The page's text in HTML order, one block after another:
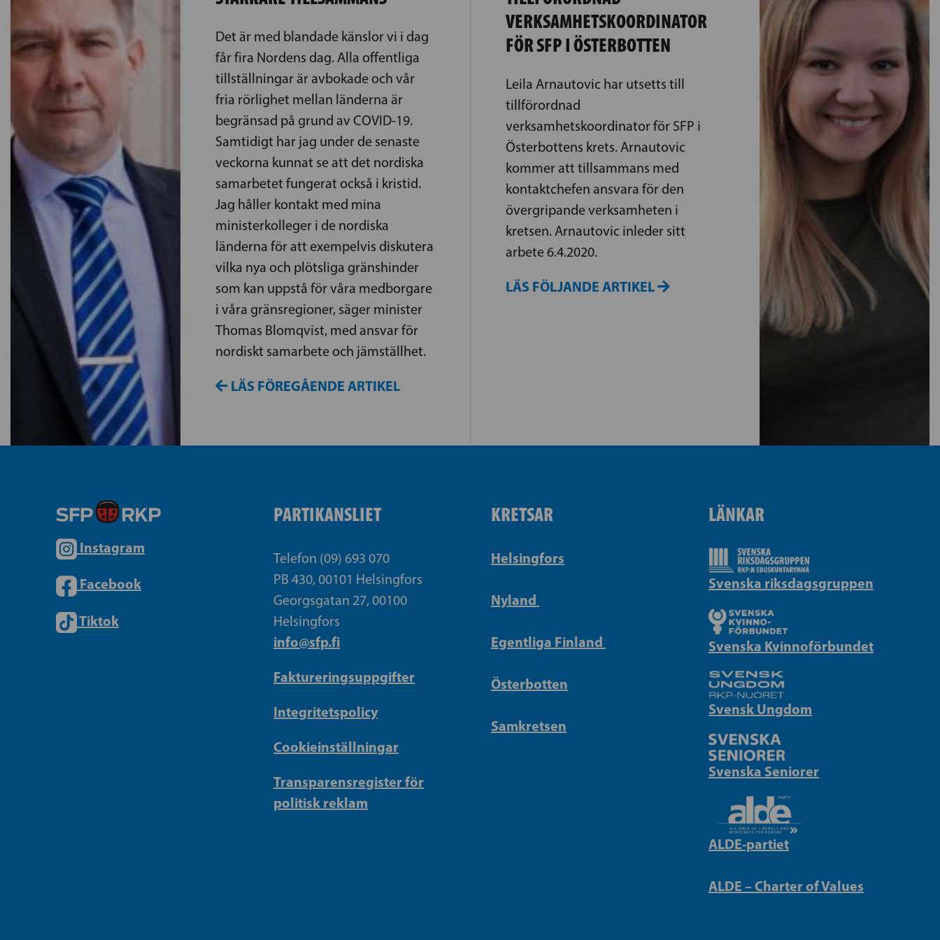
Det är med blandade känslor vi i dag
får fira Nordens dag. Alla offentliga
tillställningar är avbokade och vår
fria rörlighet mellan länderna är
begränsad på grund av COVID-19.
Samtidigt har jag under de senaste
veckorna kunnat se att det nordiska
samarbetet fungerat också i kristid.
Jag håller kontakt med mina
ministerkolleger i de nordiska
länderna för att exempelvis diskutera
vilka nya och plötsliga gränshinder
som kan uppstå för våra medborgare
i våra gränsregioner, säger minister
Thomas Blomqvist, med ansvar för
nordiskt samarbete och jämställhet.
LÄS FÖREGÅENDE ARTIKEL
VERKSAMHETSKOORDINATOR
FÖR SFP I ÖSTERBOTTEN
Leila Arnautovic har utsetts till
tillförordnad
verksamhetskoordinator för SFP i
Österbottens krets. Arnautovic
kommer att tillsammans med
kontaktchefen ansvara för den
övergripande verksamheten i
kretsen. Arnautovic inleder sitt
arbete 6.4.2020.
LÄS FÖLJANDE ARTIKEL
Instagram
Facebook
Tiktok
PARTIKANSLIET
Telefon (09) 693 070
PB 430, 00101 Helsingfors
Georgsgatan 27, 00100
Helsingfors
info@sfp.fi
Faktureringsuppgifter
Integritetspolicy
Cookieinställningar
Transparensregister för
politisk reklam
KRETSAR
Helsingfors
Nyland
Egentliga Finland
Österbotten
Samkretsen
LÄNKAR
Svenska riksdagsgruppen
Svenska Kvinnoförbundet
Svensk Ungdom
Svenska Seniorer
ALDE-partiet
ALDE – Charter of Values